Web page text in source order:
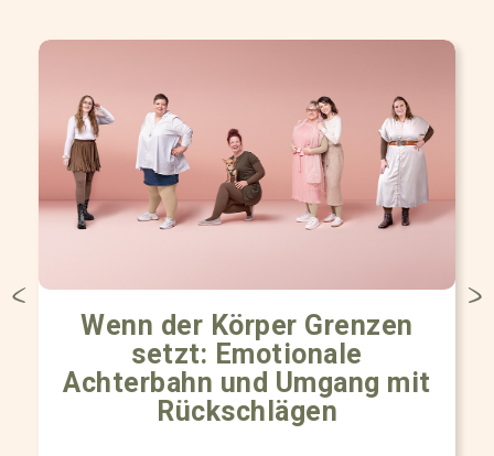
Wenn der Körper Grenzen
setzt: Emotionale
Achterbahn und Umgang mit
Rückschlägen